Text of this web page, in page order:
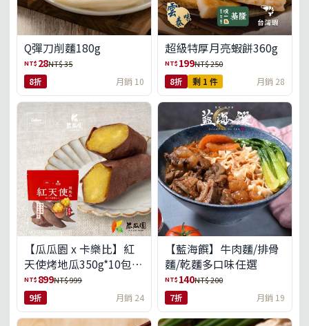
Q彈刀削麵180g
NT$ 28NT$ 35
8折 月銷 10
超級特厚月亮蝦餅360g
NT$ 199NT$ 250
8折 剩 1 件 月銷 28
【瓜瓜園 x 卡樂比】紅
天使烤地瓜350g*10包
(免運組)
NT$ 899NT$ 999
9折 月銷 24
【藍海饌】牛肉麵/排骨
麵/乾麵多口味任選
NT$ 140NT$ 200
7折 月銷 19